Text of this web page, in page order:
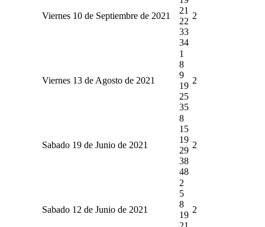
Viernes 10 de Septiembre de 2021
21
22
33
34
2
Viernes 13 de Agosto de 2021
1
8
9
19
25
35
2
Sabado 19 de Junio de 2021
8
15
19
29
38
48
2
Sabado 12 de Junio de 2021
2
5
8
19
2